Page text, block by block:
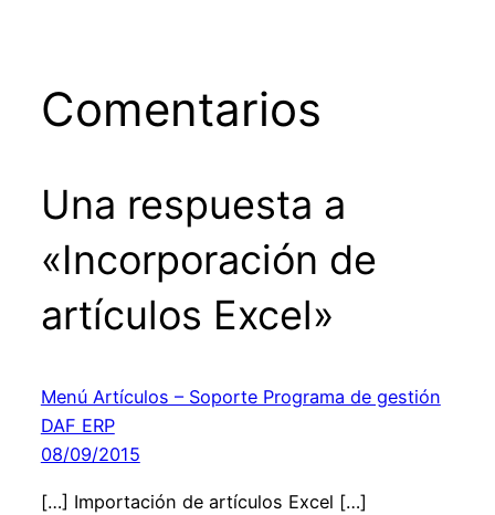
Comentarios
Una respuesta a
«Incorporación de
artículos Excel»
Menú Artículos – Soporte Programa de gestión
DAF ERP
08/09/2015
[…] Importación de artículos Excel […]